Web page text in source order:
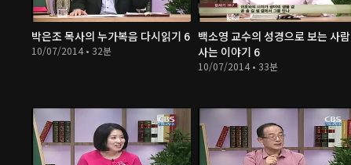
박은조 목사의 누가복음 다시읽기 6
10/07/2014 • 32분
백소영 교수의 성경으로 보는 사람
사는 이야기 6
10/07/2014 • 33분